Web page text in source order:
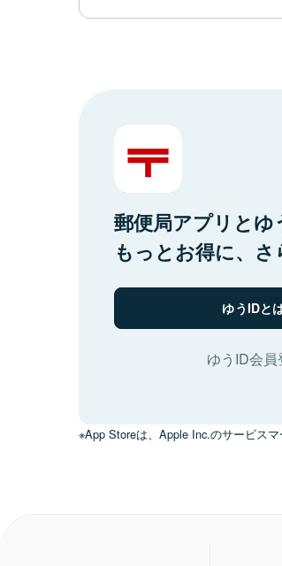
郵便局アプリとゆ
もっとお得に、
ゆうIDと
ゆうID会員
※App Storeは、Apple Inc.のサービス